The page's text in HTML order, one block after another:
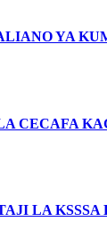
YA
CECAFA
LA KSSSA